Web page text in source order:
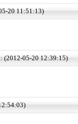
20 11:51:13)
(2012-05-20 12:39:15)